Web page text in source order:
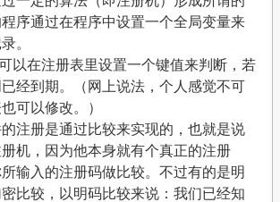
序通过在程序中设置一个全局变量来
。
以在注册表里设置一个键值来判断，若
经到期。（网上说法，个人感觉不可
可以修改。）
注册是通过比较来实现的，也就是说
机，因为他本身就有个真正的注册
输入的注册码做比较。不过有的是明
比较，以明码比较来说：我们已经知